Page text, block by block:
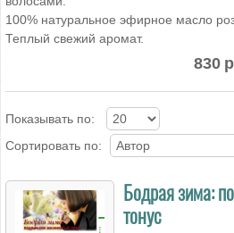
100% натуральное эфирное масло
Теплый свежий аромат.
830
Показывать по:
Сортировать по:
Бодрая зима:
тонус